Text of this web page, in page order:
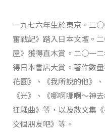
一九七六年生於東京。二
奮戰記》踏入日本文壇。
屋》獲得直木賞。二○一
得日本書店大賞。著作數
花園》、《我所說的他》
《光》、《哪啊哪啊～神
狂騷曲》等，以及散文集
交個朋友吧》等。